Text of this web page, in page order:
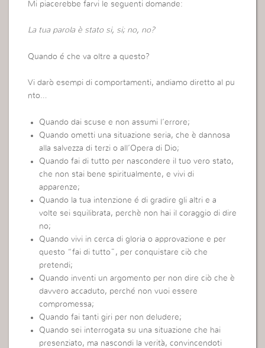
Mi piacerebbe farvi le seguenti domande:
La tua parola è stato si, si; no, no?
Quando é che va oltre a questo?
Vi darò esempi di comportamenti, andiamo diretto al pu
nto…
Quando dai scuse e non assumi l’errore;
Quando ometti una situazione seria, che è dannosa
alla salvezza di terzi o all’Opera di Dio;
Quando fai di tutto per nascondere il tuo vero stato,
che non stai bene spiritualmente, e vivi di
apparenze;
Quando la tua intenzione é di gradire gli altri e a
volte sei squilibrata, perchè non hai il coraggio di dire
no;
Quando vivi in cerca di gloria o approvazione e per
questo “fai di tutto”, per conquistare ciò che
pretendi;
Quando inventi un argomento per non dire ciò che è
davvero accaduto, perché non vuoi essere
compromessa;
Quando fai tanti giri per non deludere;
Quando sei interrogata su una situazione che hai
presenziato, ma nascondi la verità, convincendoti